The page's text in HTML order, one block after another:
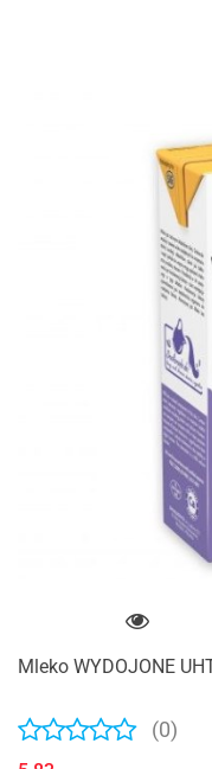
Mleko WYDOJONE
(0)